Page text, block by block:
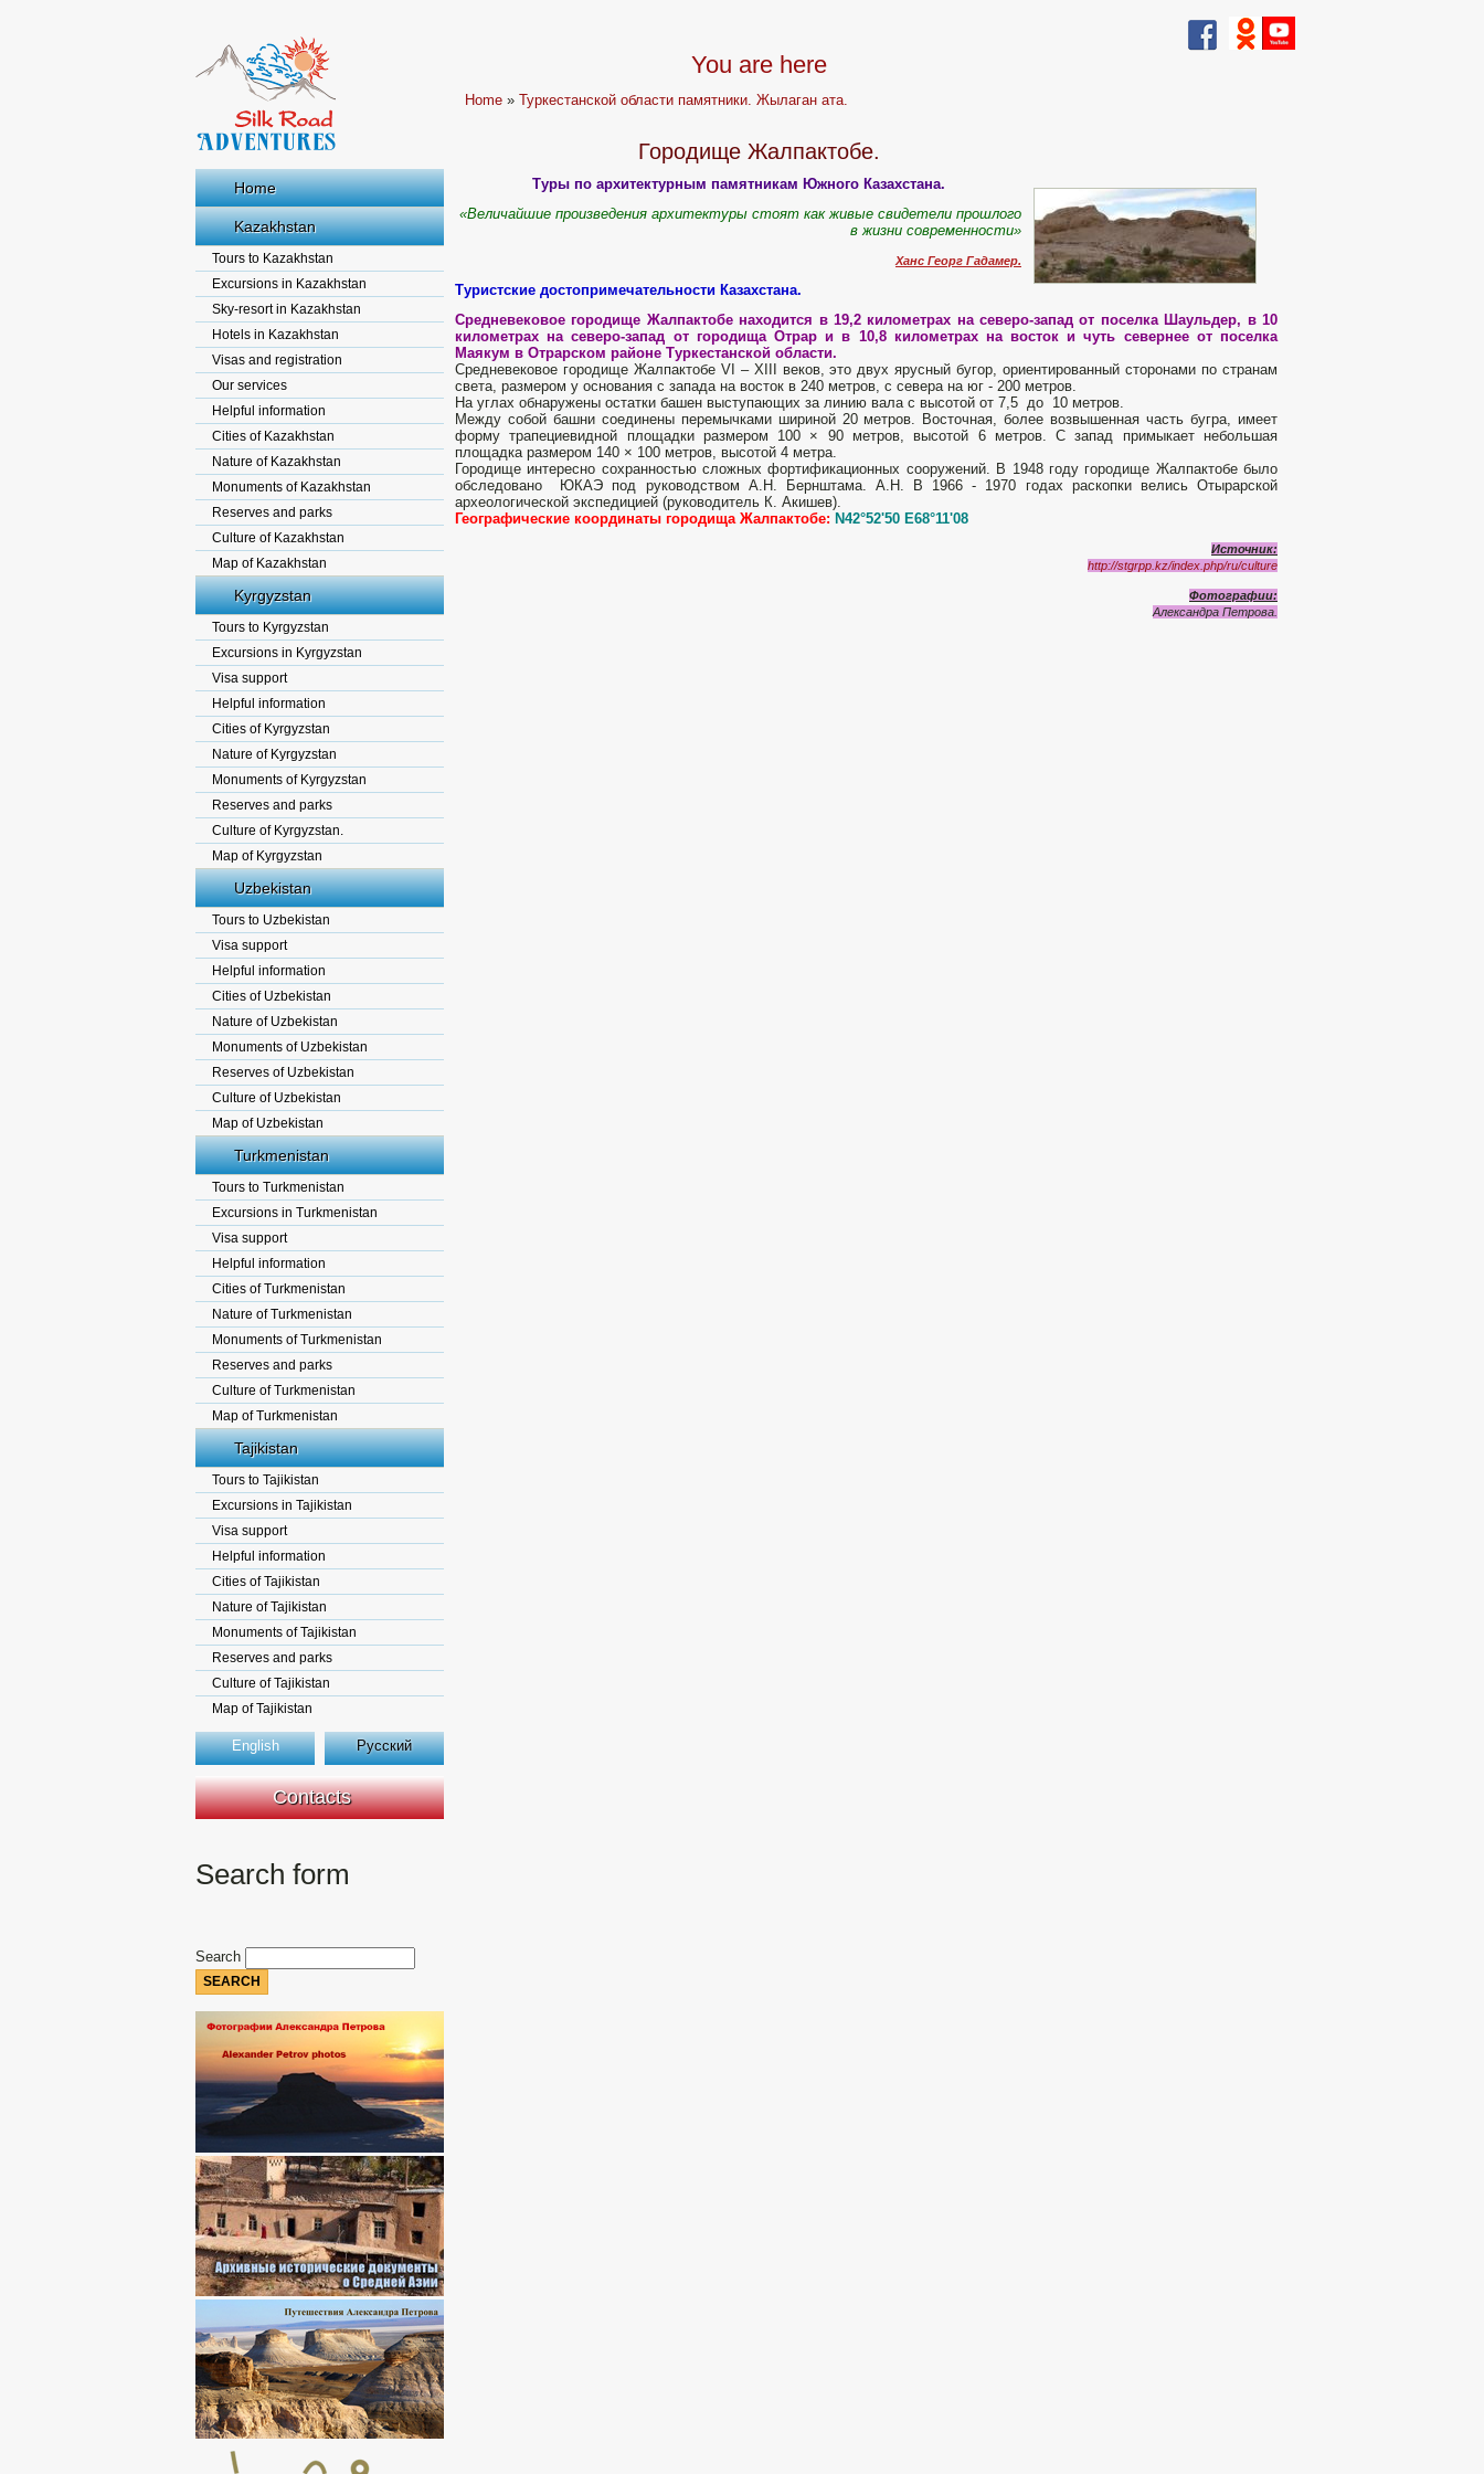
Home
Kazakhstan
Tours to Kazakhstan
Excursions in Kazakhstan
Sky-resort in Kazakhstan
Hotels in Kazakhstan
Visas and registration
Our services
Helpful information
Cities of Kazakhstan
Nature of Kazakhstan
Monuments of Kazakhstan
Reserves and parks
Culture of Kazakhstan
Map of Kazakhstan
Kyrgyzstan
Tours to Kyrgyzstan
Excursions in Kyrgyzstan
Visa support
Helpful information
Cities of Kyrgyzstan
Nature of Kyrgyzstan
Monuments of Kyrgyzstan
Reserves and parks
Culture of Kyrgyzstan.
Map of Kyrgyzstan
Uzbekistan
Tours to Uzbekistan
Visa support
Helpful information
Cities of Uzbekistan
Nature of Uzbekistan
Monuments of Uzbekistan
Reserves of Uzbekistan
Culture of Uzbekistan
Map of Uzbekistan
Turkmenistan
Tours to Turkmenistan
Excursions in Turkmenistan
Visa support
Helpful information
Cities of Turkmenistan
Nature of Turkmenistan
Monuments of Turkmenistan
Reserves and parks
Culture of Turkmenistan
Map of Turkmenistan
Tajikistan
Tours to Tajikistan
Excursions in Tajikistan
Visa support
Helpful information
Cities of Tajikistan
Nature of Tajikistan
Monuments of Tajikistan
Reserves and parks
Culture of Tajikistan
Map of Tajikistan
English Русский
Contacts
Search form
Search
You are here
Home »Туркестанской области памятники. Жылаган ата.
Городище Жалпактобе.
Туры по архитектурным памятникам Южного Казахстана.
«Величайшие произведения архитектуры стоят как живые свидетели прошлого
в жизни современности»
Ханс Георг Гадамер.
Туристские достопримечательности Казахстана.
Средневековое городище Жалпактобе находится в 19,2 километрах на северо-запад от поселка Шаульдер, в 10
километрах на северо-запад от городища Отрар и в 10,8 километрах на восток и чуть севернее от поселка
Маякум в Отрарском районе Туркестанской области.
Средневековое городище Жалпактобе VI – XIII веков, это двух ярусный бугор, ориентированный сторонами по странам
света, размером у основания с запада на восток в 240 метров, с севера на юг - 200 метров.
На углах обнаружены остатки башен выступающих за линию вала с высотой от 7,5 до 10 метров.
Между собой башни соединены перемычками шириной 20 метров. Восточная, более возвышенная часть бугра, имеет
форму трапециевидной площадки размером 100 × 90 метров, высотой 6 метров. С запад примыкает небольшая
площадка размером 140 × 100 метров, высотой 4 метра.
Городище интересно сохранностью сложных фортификационных сооружений. В 1948 году городище Жалпактобе было
обследовано ЮКАЭ под руководством А.Н. Бернштама. А.Н. В 1966 - 1970 годах раскопки велись Отырарской
археологической экспедицией (руководитель К. Акишев).
Географические координаты городища Жалпактобе: N42°52'50 E68°11'08
Источник:
http://stgrpp.kz/index.php/ru/culture
Фотографии:
Александра Петрова.